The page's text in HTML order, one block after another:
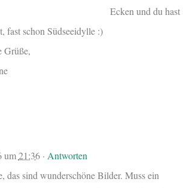
Ecken und du hast
fast schon Südseeidylle :)
Grüße,
um21:36· Antworten
das sind wunderschöne Bilder. Muss ein